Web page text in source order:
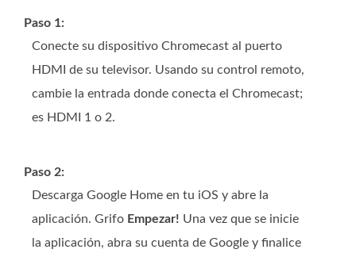
Paso 1:
Conecte su dispositivo Chromecast al puerto
HDMI de su televisor. Usando su control remoto,
cambie la entrada donde conecta el Chromecast;
es HDMI 1 o 2.
Paso 2:
Descarga Google Home en tu iOS y abre la
aplicación. Grifo Empezar! Una vez que se inicie
la aplicación, abra su cuenta de Google y finalice